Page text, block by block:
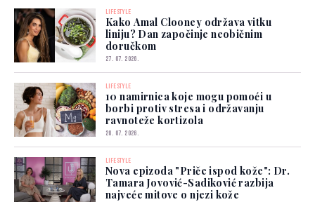
LIFESTYLE
Kako Amal Clooney održava vitku
liniju? Dan započinje neobičnim
doručkom
27. 07. 2026.
LIFESTYLE
10 namirnica koje mogu pomoći u
borbi protiv stresa i održavanju
ravnoteže kortizola
20. 07. 2026.
LIFESTYLE
Nova epizoda "Priče ispod kože": Dr.
Tamara Jovović-Sadiković razbija
najveće mitove o njezi kože